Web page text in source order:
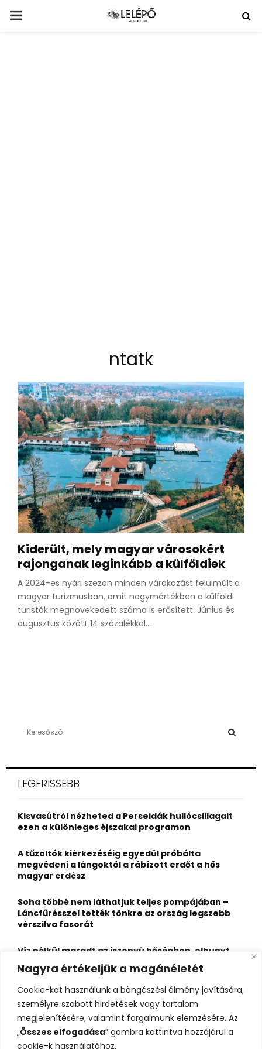
Nagyra értékeljük a magánéletét
Cookie-kat használunk a böngészési élmény javítására,
személyre szabott hirdetések vagy tartalom
megjelenítésére, valamint forgalmunk elemzésére. Az
„Összes elfogadása” gombra kattintva hozzájárul a
cookie-k használatához.
PRIMARY
ntatk
Kiderült, mely magyar városokért
rajonganak leginkább a külföldiek
A 2024-es nyári szezon minden várakozást felülmúlt a
magyar turizmusban, amit nagymértékben a külföldi
turisták megnövekedett száma is erősített. Június és
augusztus között 14 százalékkal...
h
o
r
LEGFRISSEBB
Kisvasútról nézheted a Perseidák hullócsillagait
ezen a különleges éjszakai programon
A tűzoltók kiérkezéséig egyedül próbálta
megvédeni a lángoktól a rábízott erdőt a hős
magyar erdész
Soha többé nem láthatjuk teljes pompájában –
Láncfűrésszel tették tönkre az ország legszebb
vérszilva fasorát
Víz nélkül maradt az iszonyú hőségben, elhunyt
egy kiránduló a legnépszerűbb horvát
hegységben
Felbecsülhetetlen értékű honfoglaláskori
leletegyüttes került elő Pest megyében – videóval